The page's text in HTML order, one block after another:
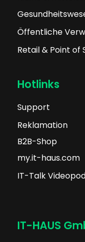
Öffentliche
Retail & Point of
Hotlinks
Support
Reklamation
B2B-Shop
my.it-haus.com
IT-Talk
IT-HAUS